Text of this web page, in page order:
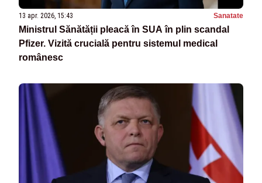
13 apr. 2026, 15:43 Sanatate
Ministrul Sănătății pleacă în SUA în plin scandal
Pfizer. Vizită crucială pentru sistemul medical
românesc